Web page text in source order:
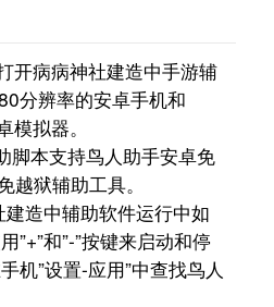
开病病神社建造中手游辅
分辨率的安卓手机和
拟器。
脚本支持鸟人助手安卓免
狱辅助工具。
建造中辅助软件运行中如
”+”和”-”按键来启动和停
机”设置-应用”中查找鸟人